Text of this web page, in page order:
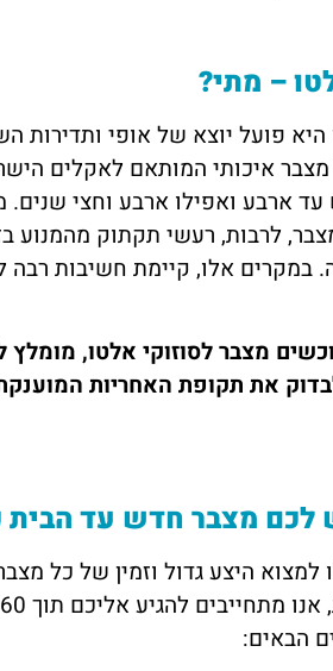
– מתי?
פועל יוצא של אופי ותדירות
איכותי המותאם לאקלים
ואפילו ארבע וחצי שנים.
לרבות, רעשי תקתוק מהמנוע
במקרים אלו, קיימת חשיבות
מצבר לסוזוקי אלטו, מומלץ
את תקופת האחריות
לכם מצבר חדש עד הבית
היצע גדול וזמין של כל
הבאים: